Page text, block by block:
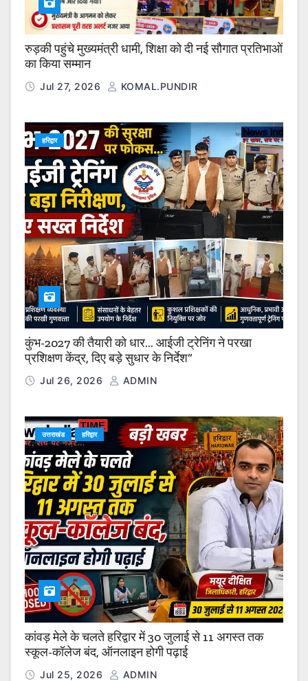
रुड़की पहुंचे मुख्यमंत्री धामी, शिक्षा को दी नई सौगात प्रतिभाओं
का किया सम्मान
Jul 27, 2026 KOMAL.PUNDIR
हरिद्वार
कुंभ-2027 की तैयारी को धार… आईजी ट्रेनिंग ने परखा
प्रशिक्षण केंद्र, दिए बड़े सुधार के निर्देश”
Jul 26, 2026 ADMIN
उत्तराखंड हरिद्वार
कांवड़ मेले के चलते हरिद्वार में 30 जुलाई से 11 अगस्त तक
स्कूल-कॉलेज बंद, ऑनलाइन होगी पढ़ाई
Jul 25, 2026 ADMIN